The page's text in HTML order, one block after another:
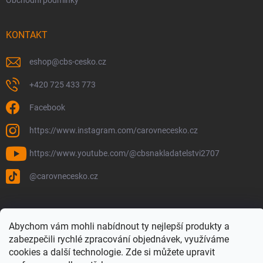
Abychom vám mohli nabídnout ty nejlepší produkty a
zabezpečili rychlé zpracování objednávek, využíváme
cookies a další technologie. Zde si můžete upravit
KONTAKT
eshop@cbs-cesko.cz
+420 725 433 773
Facebook
https://www.instagram.com/carovnecesko.cz
https://www.youtube.com/@cbsnakladatelstvi2707
@carovnecesko.cz